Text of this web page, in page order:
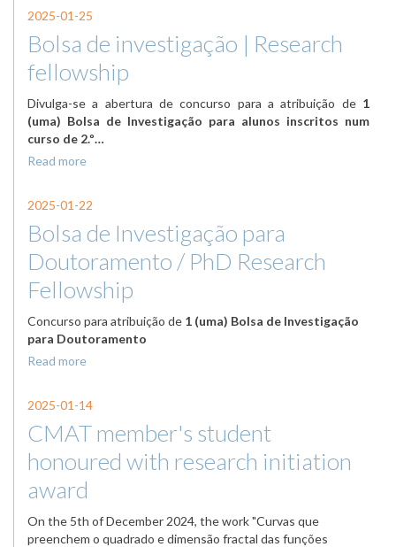
2025-01-25
Bolsa de investigação | Research
fellowship
Divulga-se a abertura de concurso para a atribuição de 1
(uma) Bolsa de Investigação para alunos inscritos num
curso de 2.º…
Read more
2025-01-22
Bolsa de Investigação para
Doutoramento / PhD Research
Fellowship
Concurso para atribuição de 1 (uma) Bolsa de Investigação
para Doutoramento
Read more
2025-01-14
CMAT member's student
honoured with research initiation
award
On the 5th of December 2024, the work "Curvas que
preenchem o quadrado e dimensão fractal das funções